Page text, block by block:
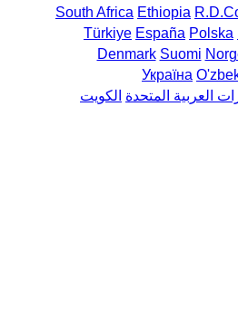
South Africa Ethiopia
Türkiye España Polska
Denmark Suomi
Україна
العربية المتحدة الكويت